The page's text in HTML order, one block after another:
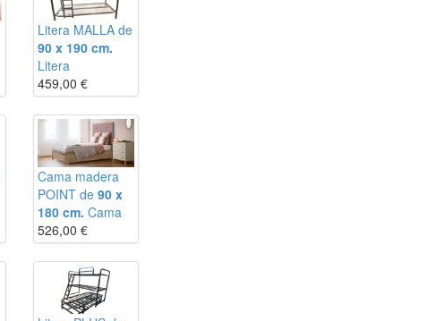
Litera MALLA de
90 x 190 cm.
Litera
459,00 €
Cama madera
POINT de 90 x
180 cm. Cama
526,00 €